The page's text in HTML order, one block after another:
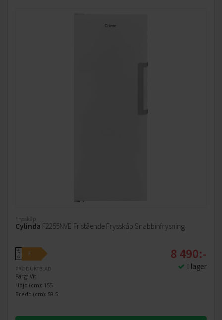
Frysskåp
Cylinda F2255NVE Fristående Frysskåp Snabbinfrysning
A
↑
G
E
PRODUKTBLAD
Färg: Vit
Höjd (cm): 155
Bredd (cm): 59.5
8 490:-
I lager